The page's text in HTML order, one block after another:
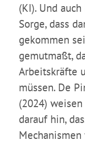
(KI). Und
Sorge, dass
gekommen
gemutmaßt,
Arbeitskräfte
müssen. De
(2024)
darauf hin,